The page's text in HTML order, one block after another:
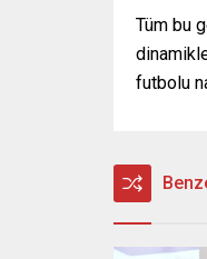
Tüm bu
futbolu